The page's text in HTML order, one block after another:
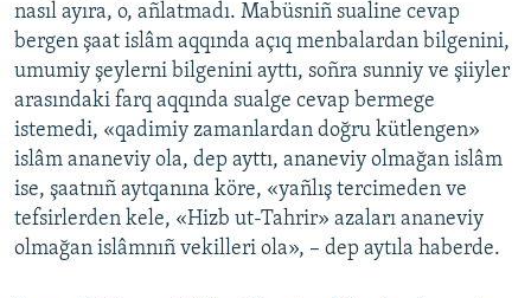
nasıl ayıra, o, añlatmadı. Mabüsniñ sualine cevap
bergen şaat islâm aqqında açıq menbalardan bilgenini,
umumiy şeylerni bilgenini ayttı, soñra sunniy ve şiiyler
arasındaki farq aqqında sualge cevap bermege
istemedi, «qadimiy zamanlardan doğru kütlengen»
islâm ananeviy ola, dep ayttı, ananeviy olmağan islâm
ise, şaatnıñ aytqanına köre, «yañlış tercimeden ve
tefsirlerden kele, «Hizb ut-Tahrir» azaları ananeviy
olmağan islâmnıñ vekilleri ola», – dep aytıla haberde.